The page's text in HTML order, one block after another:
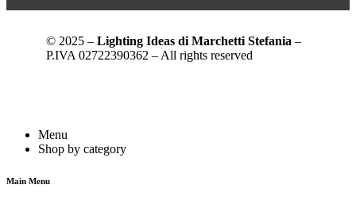
© 2025 – Lighting Ideas di Marchetti Stefania –
P.IVA 02722390362 – All rights reserved
Menu
Shop by category
Main Menu